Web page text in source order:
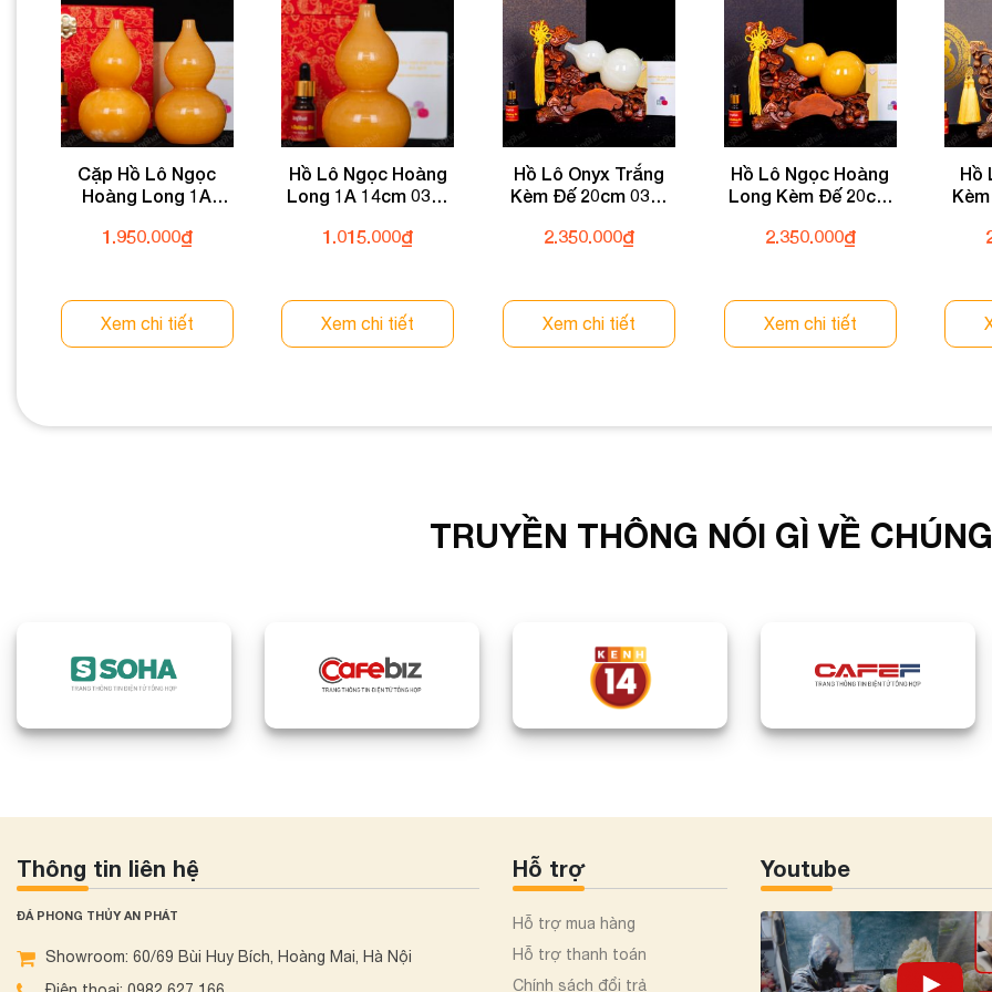
Cặp Hồ Lô Ngọc
Hoàng Long 1A
1.950.000₫
Xem chi tiết
Hồ Lô Ngọc Hoàng
Long 1A 14cm 035-
1.015.000₫
Xem chi tiết
Hồ Lô Onyx Trắng
Kèm Đế 20cm 035-
2.350.000₫
Xem chi tiết
Hồ Lô Ngọc Hoàng
Long Kèm Đế 20cm
2.350.000₫
Xem chi tiết
Hồ
TRUYỀN THÔNG NÓI GÌ VỀ
Thông tin liên hệ
ĐÁ PHONG THỦY AN PHÁT
Showroom: 60/69 Bùi Huy Bích, Hoàng Mai, Hà Nội
Hỗ trợ
Hỗ trợ mua hàng
Hỗ trợ thanh toán
Chính sách đổi trả
Youtube